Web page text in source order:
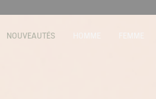
NOUVEAUTÉS